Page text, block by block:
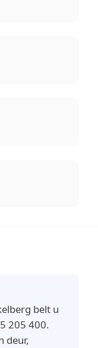
belt u
205 400.
deur,